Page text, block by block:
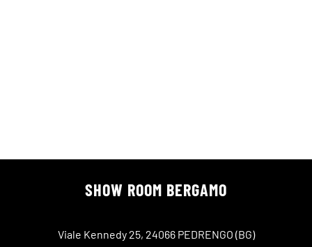
SHOW ROOM BERGAMO
Viale Kennedy 25, 24066 PEDRENGO (BG)